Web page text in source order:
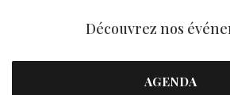
Découvrez nos
AGENDA